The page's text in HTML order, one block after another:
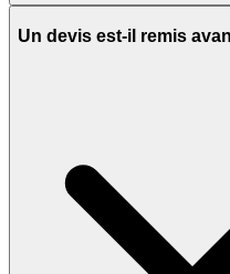
Un devis est-il remis